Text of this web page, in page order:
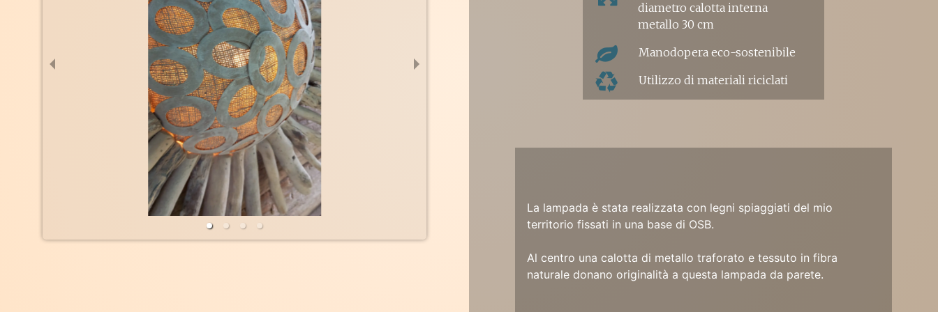
diametro calotta interna
metallo 30 cm
Manodopera eco-sostenibile
Utilizzo di materiali riciclati
La lampada è stata realizzata con legni spiaggiati del mio
territorio fissati in una base di OSB.
Al centro una calotta di metallo traforato e tessuto in fibra
naturale donano originalità a questa lampada da parete.